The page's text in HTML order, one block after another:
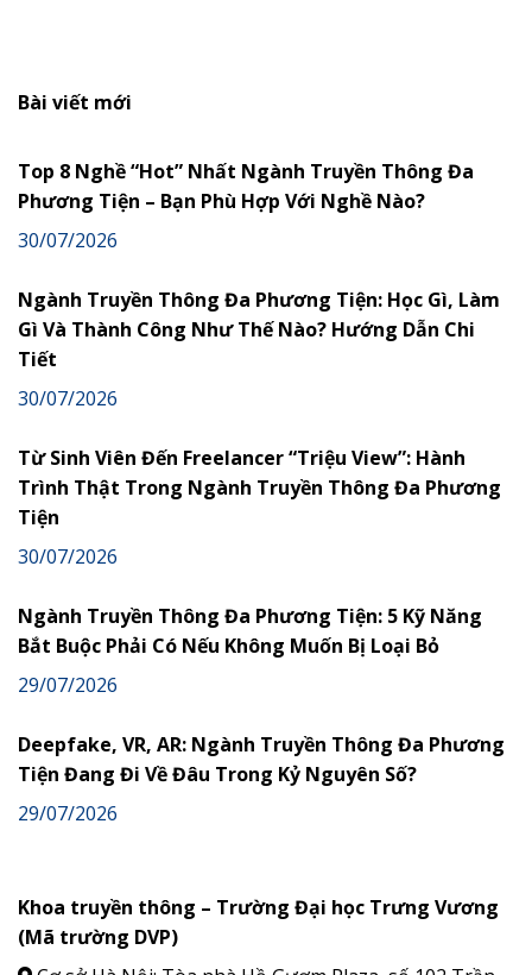
Bài viết mới
Top 8 Nghề “Hot” Nhất Ngành Truyền Thông Đa
Phương Tiện – Bạn Phù Hợp Với Nghề Nào?
30/07/2026
Ngành Truyền Thông Đa Phương Tiện: Học Gì, Làm
Gì Và Thành Công Như Thế Nào? Hướng Dẫn Chi
Tiết
30/07/2026
Từ Sinh Viên Đến Freelancer “Triệu View”: Hành
Trình Thật Trong Ngành Truyền Thông Đa Phương
Tiện
30/07/2026
Ngành Truyền Thông Đa Phương Tiện: 5 Kỹ Năng
Bắt Buộc Phải Có Nếu Không Muốn Bị Loại Bỏ
29/07/2026
Deepfake, VR, AR: Ngành Truyền Thông Đa Phương
Tiện Đang Đi Về Đâu Trong Kỷ Nguyên Số?
29/07/2026
Khoa truyền thông – Trường Đại học Trưng Vương
(Mã trường DVP)